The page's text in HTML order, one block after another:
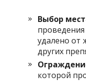
Выбор
удалено от
других
которой